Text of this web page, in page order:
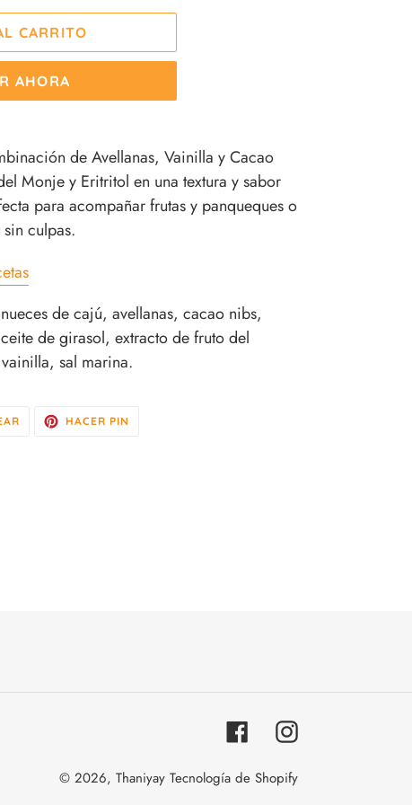
CARRITO
AHORA
de Avellanas, Vainilla y Cacao
Monje y Eritritol en una textura y sabor
para acompañar frutas y panqueques o
culpas.
de cajú, avellanas, cacao nibs,
de girasol, extracto de fruto del
sal marina.
TUITEARHACER PIN
FacebookInstagram
© 2026, Thaniyay Tecnología de Shopify